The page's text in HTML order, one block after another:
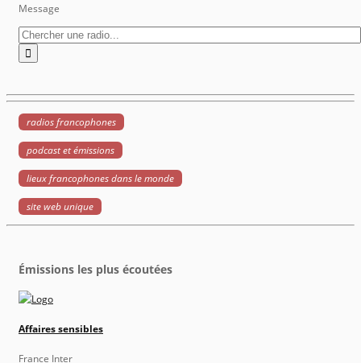
Message
radios francophones
podcast et émissions
lieux francophones dans le monde
site web unique
Émissions les plus écoutées
Affaires sensibles
France Inter